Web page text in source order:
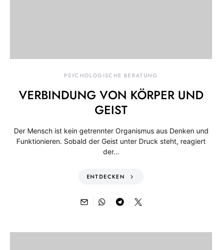
PSYCHOLOGISCHE BERATUNG
VERBINDUNG VON KÖRPER UND
GEIST
Der Mensch ist kein getrennter Organismus aus Denken und
Funktionieren. Sobald der Geist unter Druck steht, reagiert
der…
ENTDECKEN